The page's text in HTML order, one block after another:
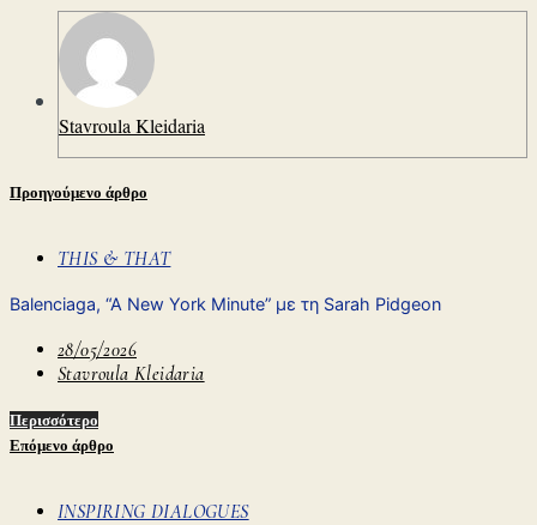
Stavroula Kleidaria
Προηγούμενο άρθρο
THIS & THAT
Balenciaga, “A New York Minute” με τη Sarah Pidgeon
28/05/2026
Stavroula Kleidaria
Περισσότερο
Επόμενο άρθρο
INSPIRING DIALOGUES